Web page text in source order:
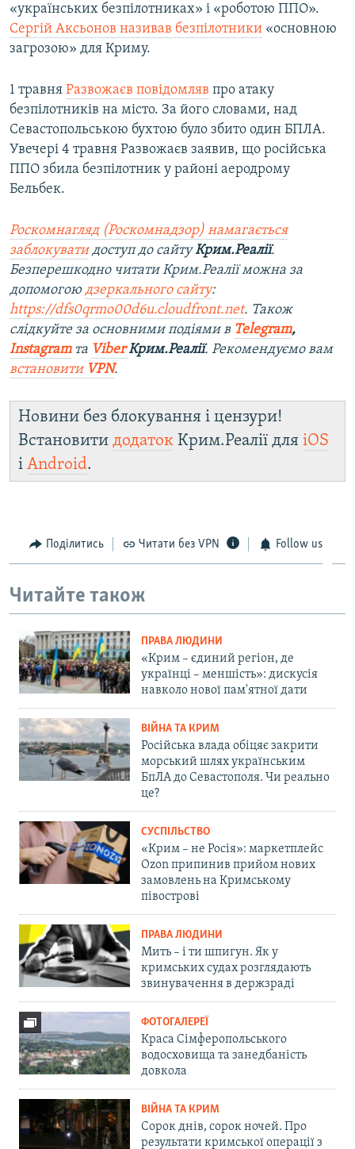
«українських безпілотниках» і «роботою ППО».
Сергій Аксьонов називав безпілотники «основною
загрозою» для Криму.
1 травня Развожаєв повідомляв про атаку
безпілотників на місто. За його словами, над
Севастопольською бухтою було збито один БПЛА.
Увечері 4 травня Развожаєв заявив, що російська
ППО збила безпілотник у районі аеродрому
Бельбек.
Роскомнагляд (Роскомнадзор) намагається
заблокуватидоступ до сайтуКрим.Реалії.
Безперешкодно читати Крим.Реалії можна за
допомогою дзеркального сайту:
https://dfs0qrmo00d6u.cloudfront.net. Також
слідкуйте за основними подіями в Telegram,
Instagramта ViberКрим.Реалії. Рекомендуємо вам
встановити VPN.
Новини без блокування і цензури!
Встановити додаток Крим.Реалії для iOS
і Android.
Поділитись Читати без VPN Follow us
Читайте також
ПРАВА ЛЮДИНИ
«Крим – єдиний регіон, де
українці – меншість»: дискусія
навколо нової пам'ятної дати
ВІЙНА ТА КРИМ
Російська влада обіцяє закрити
морський шлях українським
БпЛА до Севастополя. Чи реально
це?
СУСПІЛЬСТВО
«Крим – не Росія»: маркетплейс
Ozon припинив прийом нових
замовлень на Кримському
півострові
ПРАВА ЛЮДИНИ
Мить – і ти шпигун. Як у
кримських судах розглядають
звинувачення в держзраді
ФОТОГАЛЕРЕЇ
Краса Сімферопольського
водосховища та занедбаність
довкола
ВІЙНА ТА КРИМ
Сорок днів, сорок ночей. Про
результати кримської операції з